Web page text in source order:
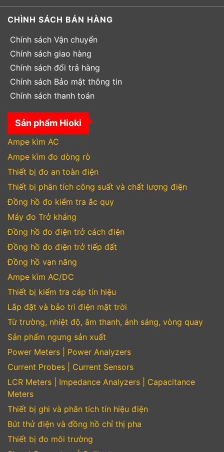
CHÌNH SÁCH BÁN HÀNG
Chính sách Vận chuyển
Chính sách giao hàng
Chính sách đổi trả hàng
Chính sách Bảo mật thông tin
Chính sách thanh toán
Sản phẩm Hioki
Ampe kìm AC
Ampe kìm đo dòng rò
Thiết bị đo an toàn điện
Thiết bị phân tích công suất và chất lượng điện
Đồng hồ đo kiểm tra ắc quy
Máy đo Trở kháng
Đồng hồ đo điện trở cách điện
Đồng hồ đo điện trở tiếp đất
Đồng hồ vạn năng
Ampe kìm AC/DC
Thiết bị kiểm tra cáp tín hiệu
Lắp đặt và bảo trì điện mặt trời
Từ trường, nhiệt độ, âm thanh, ánh sáng, vòng quay
Sản phẩm ngưng sản xuất
Power Meters | Power Analyzers
Current Probes | Current Sensors
LCR Meters | Impedance Analyzers | Capacitance
Meters
Thiết bị ghi và phân tích tín hiệu điện
Bút thử điện và đồng hồ chỉ thị pha
Thiết bị đo môi trường